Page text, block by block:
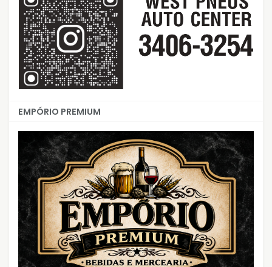
EMPÓRIO PREMIUM